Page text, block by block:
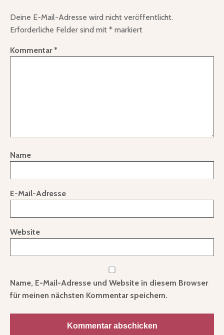
Deine E-Mail-Adresse wird nicht veröffentlicht.
Erforderliche Felder sind mit * markiert
Kommentar*
Name
E-Mail-Adresse
Website
Name, E-Mail-Adresse und Website in diesem Browser
für meinen nächsten Kommentar speichern.